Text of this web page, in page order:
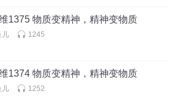
1375 物质变精神，精神变物质
儿 1245
1374 物质变精神，精神变物质
儿 1252